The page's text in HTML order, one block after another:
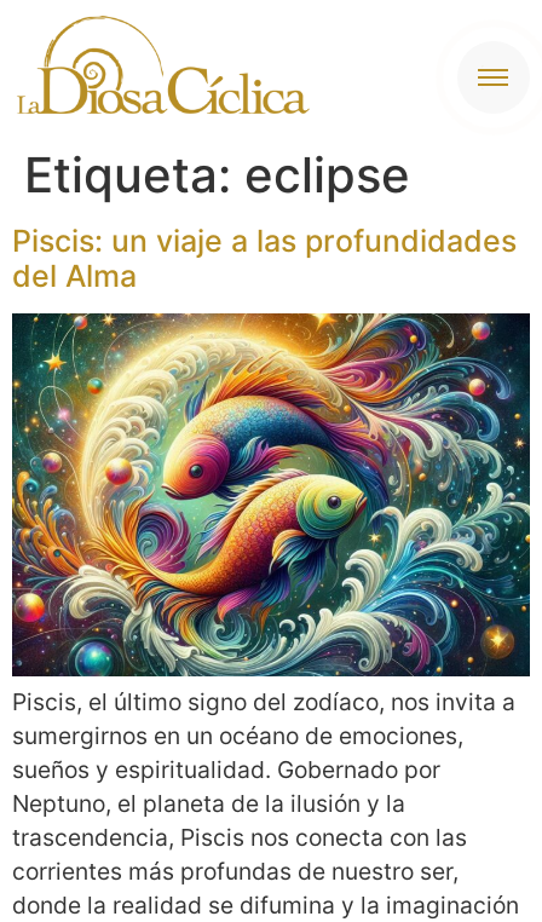
contenido
Etiqueta: eclipse
Piscis: un viaje a las profundidades
del Alma
Piscis, el último signo del zodíaco, nos invita a
sumergirnos en un océano de emociones,
sueños y espiritualidad. Gobernado por
Neptuno, el planeta de la ilusión y la
trascendencia, Piscis nos conecta con las
corrientes más profundas de nuestro ser,
donde la realidad se difumina y la imaginación